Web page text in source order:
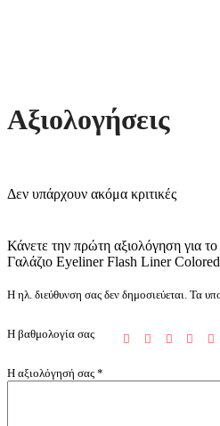
Αξιολογήσεις
Δεν υπάρχουν ακόμα κριτικές
Κάνετε την πρώτη αξιολόγηση για
Γαλάζιο Eyeliner Flash Liner
Η ηλ. διεύθυνση σας δεν δημοσιεύεται. Τα
Η βαθμολογία σας
Η αξιολόγησή σας *